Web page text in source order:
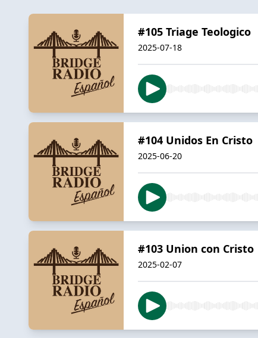
#105 Triage Teologico
2025-07-18
#104 Unidos En Cristo
2025-06-20
#103 Union con Cristo
2025-02-07